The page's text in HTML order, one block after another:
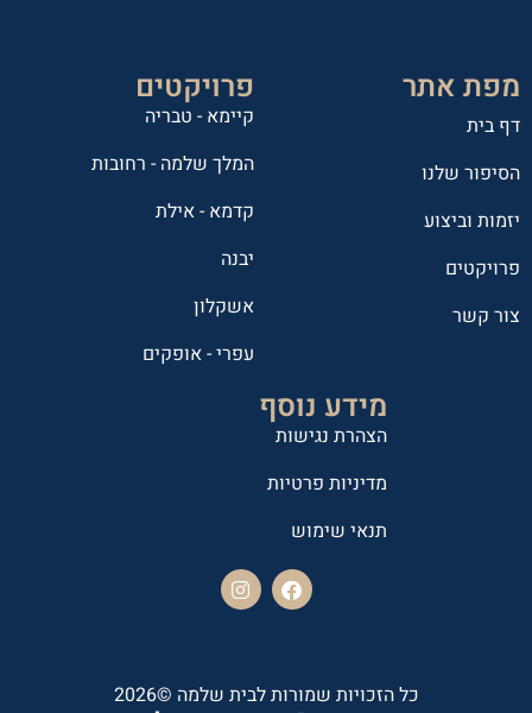
מפת אתר
דף בית
הסיפור שלנו
יזמות וביצוע
פרויקטים
צור קשר
פרויקטים
קיימא - טבריה
המלך שלמה - רחובות
קדמא - אילת
יבנה
אשקלון
עפרי - אופקים
מידע נוסף
הצהרת נגישות
מדיניות פרטיות
תנאי שימוש
כל הזכויות שמורות לבית שלמה ©2026